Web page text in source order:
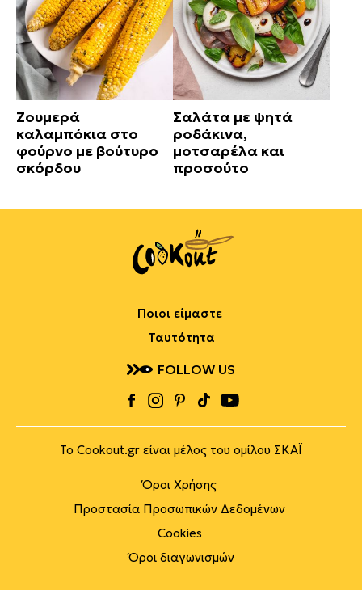
Ζουμερά
καλαμπόκια στο
φούρνο με βούτυρο
σκόρδου
Σαλάτα με ψητά
ροδάκινα,
μοτσαρέλα και
προσούτο
Ποιοι είμαστε
Ταυτότητα
FOLLOW US
Το Cookout.gr είναι μέλος του ομίλου ΣΚΑΪ
Όροι Χρήσης
Προστασία Προσωπικών Δεδομένων
Cookies
Όροι διαγωνισμών